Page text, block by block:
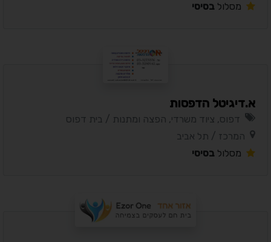
מסלול בסיסי
א.דיגיטל הדפסות
דפוס, ציוד משרדי, הפצה ומתנות / בית דפוס
המרכז / תל אביב
מסלול בסיסי